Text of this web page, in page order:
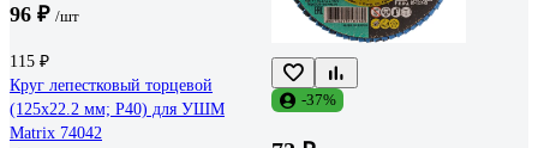
96 ₽ /шт
115 ₽
Круг лепестковый торцевой
(125х22.2 мм; P40) для УШМ
Matrix 74042
-37%